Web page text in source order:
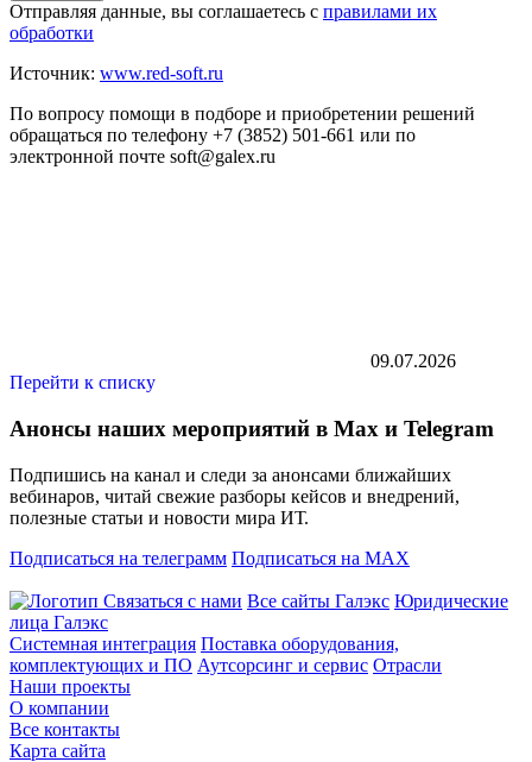
Отправляя данные, вы соглашаетесь с правилами их
обработки
Источник: www.red-soft.ru
По вопросу помощи в подборе и приобретении решений
обращаться по телефону +7 (3852) 501-661 или по
электронной почте soft@galex.ru
09.07.2026
Перейти к списку
Анонсы наших мероприятий в Max и Telegram
Подпишись на канал и следи за анонсами ближайших
вебинаров, читай свежие разборы кейсов и внедрений,
полезные статьи и новости мира ИТ.
Подписаться на телеграмм Подписаться на MAX
Связаться с нами Все сайты Галэкс Юридические
лица Галэкс
Системная интеграция Поставка оборудования,
комплектующих и ПО Аутсорсинг и сервис Отрасли
Наши проекты
О компании
Все контакты
Карта сайта